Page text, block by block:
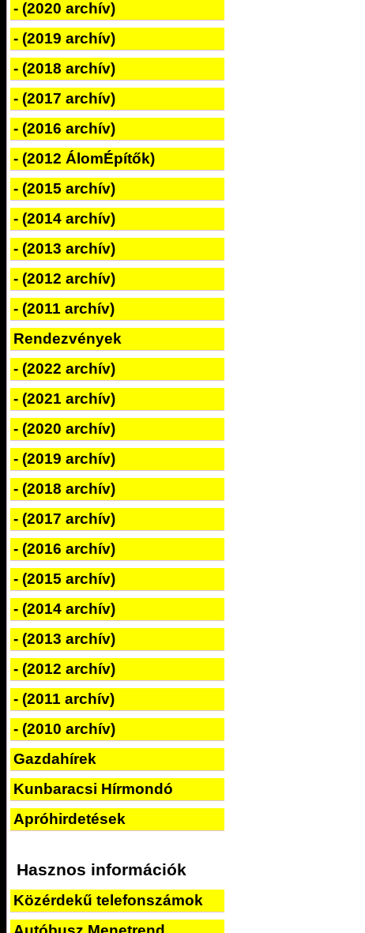
- (2020 archív)
- (2019 archív)
- (2018 archív)
- (2017 archív)
- (2016 archív)
- (2012 ÁlomÉpítők)
- (2015 archív)
- (2014 archív)
- (2013 archív)
- (2012 archív)
- (2011 archív)
Rendezvények
- (2022 archív)
- (2021 archív)
- (2020 archív)
- (2019 archív)
- (2018 archív)
- (2017 archív)
- (2016 archív)
- (2015 archív)
- (2014 archív)
- (2013 archív)
- (2012 archív)
- (2011 archív)
- (2010 archív)
Gazdahírek
Kunbaracsi Hírmondó
Apróhirdetések
Hasznos információk
Közérdekű telefonszámok